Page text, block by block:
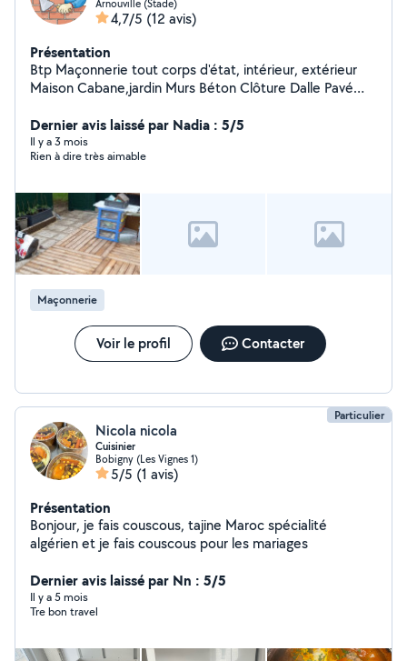
Arnouville (Stade)
4,7/5 (12 avis)
Présentation
Btp Maçonnerie tout corps d'état, intérieur, extérieur
Maison Cabane,jardin Murs Béton Clôture Dalle Pavé
Terrasse....
Dernier avis laissé par Nadia : 5/5
Il y a 3 mois
Rien à dire très aimable
Maçonnerie
Voir le profil Contacter
Particulier
Nicola nicola
Cuisinier
Bobigny (Les Vignes 1)
5/5 (1 avis)
Présentation
Bonjour, je fais couscous, tajine Maroc spécialité
algérien et je fais couscous pour les mariages
Dernier avis laissé par Nn : 5/5
Il y a 5 mois
Tre bon travel